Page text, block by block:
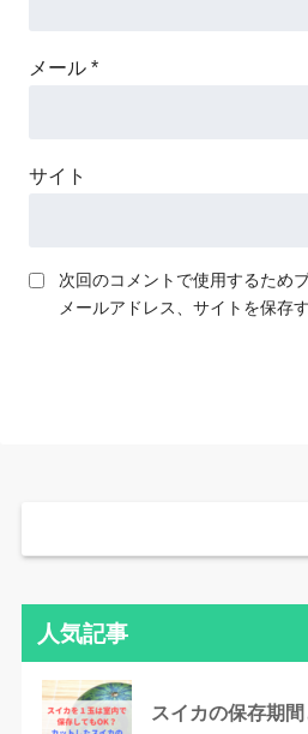
メール *
サイト
次回のコメントで使用するため
メールアドレス、サイトを保存す
人気記事
スイカの保存期